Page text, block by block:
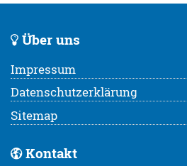
Über uns
Impressum
Datenschutzerklärung
Sitemap
Kontakt